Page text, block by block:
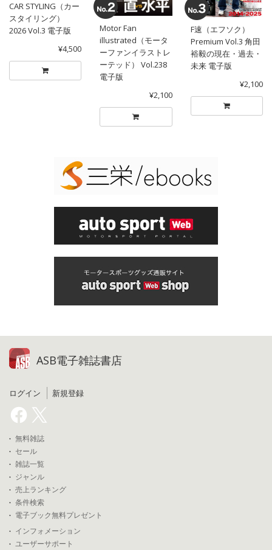
CAR STYLING（カー
スタイリング）
2026 Vol.3 電子版
¥4,500
Motor Fan
illustrated（モータ
ーファンイラストレ
ーテッド） Vol.238
電子版
¥2,100
F速（エフソク）
Premium Vol.3 角田
裕毅の現在・過去・
未来 電子版
¥2,100
ASB電子雑誌書店
ログイン 新規登録
無料雑誌
セール
雑誌一覧
ジャンル
売上ランキング
条件検索
電子ブック無料プレゼント
インフォメーション
ユーザーサポート